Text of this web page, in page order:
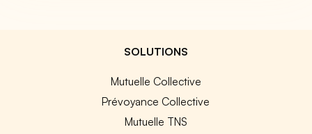
SOLUTIONS
Mutuelle Collective
Prévoyance Collective
Mutuelle TNS